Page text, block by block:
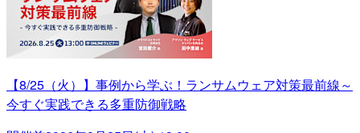
【8/25（火）】事例から学ぶ！ランサムウェア対策最前線～
今すぐ実践できる多重防御戦略